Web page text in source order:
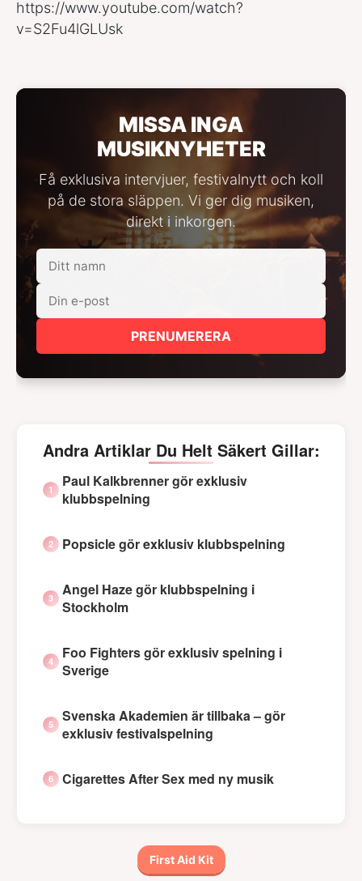
https://www.youtube.com/watch?
v=S2Fu4lGLUsk
MISSA INGA
MUSIKNYHETER
Få exklusiva intervjuer, festivalnytt och koll
på de stora släppen. Vi ger dig musiken,
direkt i inkorgen.
PRENUMERERA
Andra Artiklar Du Helt Säkert Gillar:
Paul Kalkbrenner gör exklusiv
klubbspelning
Popsicle gör exklusiv klubbspelning
Angel Haze gör klubbspelning i
Stockholm
Foo Fighters gör exklusiv spelning i
Sverige
Svenska Akademien är tillbaka – gör
exklusiv festivalspelning
Cigarettes After Sex med ny musik
First Aid Kit